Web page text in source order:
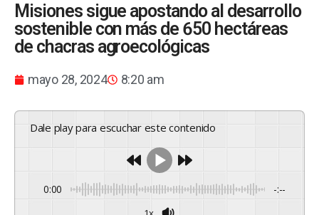
Misiones sigue apostando al desarrollo
sostenible con más de 650 hectáreas
de chacras agroecológicas
mayo 28, 2024 8:20 am
Dale play para escuchar este contenido
0:00 -:--